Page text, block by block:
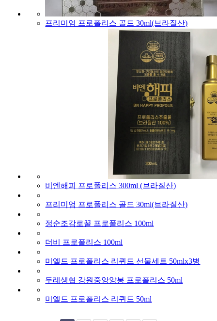
프리미엄 프로폴리스 골드 30ml(브라질산)
비엔해피 프로폴리스 300ml (브라질산)
프리미엄 프로폴리스 골드 30ml(브라질산)
정순조감로꿀 프로폴리스 100ml
더비 프로폴리스 100ml
미엘드 프로폴리스 리퀴드 선물세트 50mlx3병
두레생협 강원중앙양봉 프로폴리스 50ml
미엘드 프로폴리스 리퀴드 50ml